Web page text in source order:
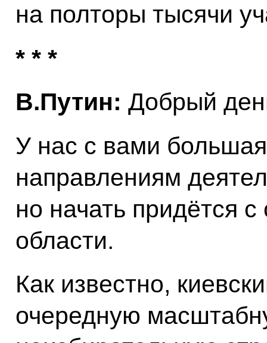
на полторы тысячи
* * *
В.Путин: Добрый
У нас с вами
направлениям
но начать придётся
области.
Как известно,
очередную